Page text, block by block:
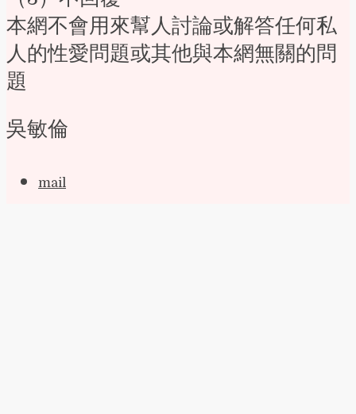
本網不會用來幫人討論或解答任何私
人的性愛問題或其他與本網無關的問
題
吳敏倫
mail